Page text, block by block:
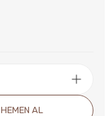
HEMEN AL